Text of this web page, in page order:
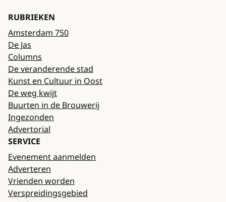
RUBRIEKEN
Amsterdam 750
De Jas
Columns
De veranderende stad
Kunst en Cultuur in Oost
De weg kwijt
Buurten in de Brouwerij
Ingezonden
Advertorial
SERVICE
Evenement aanmelden
Adverteren
Vrienden worden
Verspreidingsgebied